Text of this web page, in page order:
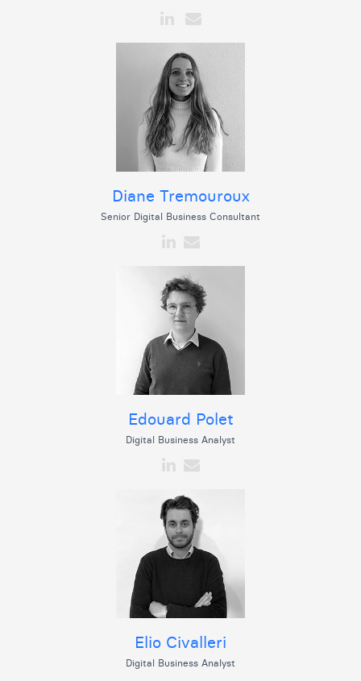
Diane Tremouroux
Senior Digital Business Consultant
Edouard Polet
Digital Business Analyst
Elio Civalleri
Digital Business Analyst